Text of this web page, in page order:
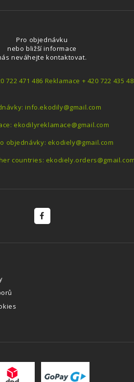
Pro objednávku
nebo bližší informace
neváhejte kontaktovat.
722 471 486 Reklamace + 420 722 435
info.ekodily@gmail.com
ekodilyreklamace@gmail.com
objednávky: ekodiely@gmail.com
countries: